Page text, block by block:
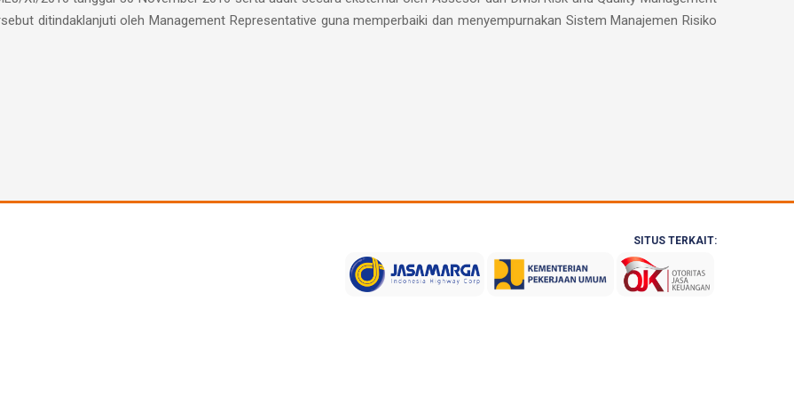
ditindaklanjuti oleh Management Representative guna memperbaiki dan menyempurnakan Sistem Manajemen Risiko
SITUS TERKAIT: